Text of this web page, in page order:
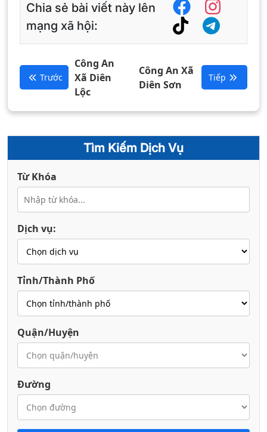
Chia sẻ bài viết này lên
mạng xã hội:
Trước
Công An
Xã Diên
Lộc
Công An Xã
Diên Sơn
Tiếp
Tìm Kiếm Dịch Vụ
Từ Khóa
Dịch vụ:
Tỉnh/Thành Phố
Quận/Huyện
Đường